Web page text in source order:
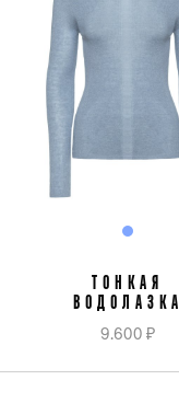
ТОНКАЯ
ВОДОЛАЗКА
9.600 ₽